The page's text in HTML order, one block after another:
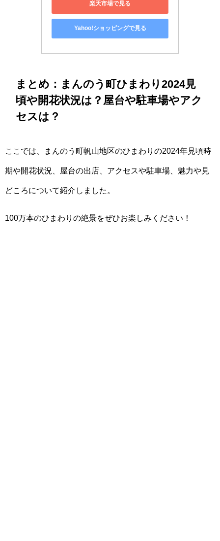
楽天市場で見る
Yahoo!ショッピングで見る
まとめ：まんのう町ひまわり2024見
頃や開花状況は？屋台や駐車場やアク
セスは？
ここでは、まんのう町帆山地区のひまわりの2024年見頃時
期や開花状況、屋台の出店、アクセスや駐車場、魅力や見
どころについて紹介しました。
100万本のひまわりの絶景をぜひお楽しみください！